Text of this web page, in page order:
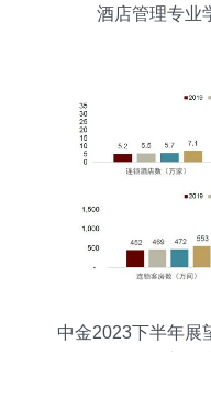
酒店管理专业
中金2023下半年展